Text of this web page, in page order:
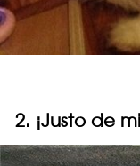
2. ¡Justo de